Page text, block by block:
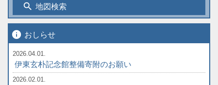
search 地図検索
info おしらせ
2026.04.01.
伊東玄朴記念館整備寄附のお願い
2026.02.01.